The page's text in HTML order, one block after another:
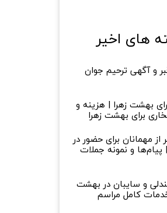
های اخیر
و آگهی ترحیم جوان
بهشت زهرا | هزینه و
برای بهشت زهرا
از مهمانان برای حضور در
و نمونه جملات
و سایبان در بهشت
کامل مراسم